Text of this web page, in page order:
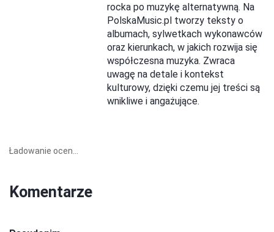
rocka po muzykę alternatywną. Na
PolskaMusic.pl tworzy teksty o
albumach, sylwetkach wykonawców
oraz kierunkach, w jakich rozwija się
współczesna muzyka. Zwraca
uwagę na detale i kontekst
kulturowy, dzięki czemu jej treści są
wnikliwe i angażujące.
Ładowanie ocen...
Komentarze